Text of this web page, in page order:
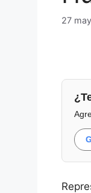
27
G